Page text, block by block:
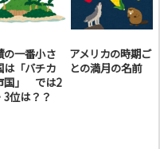
の一番小さ
は「バチカ
国」 では2
3位は？？
アメリカの時期ご
との満月の名前